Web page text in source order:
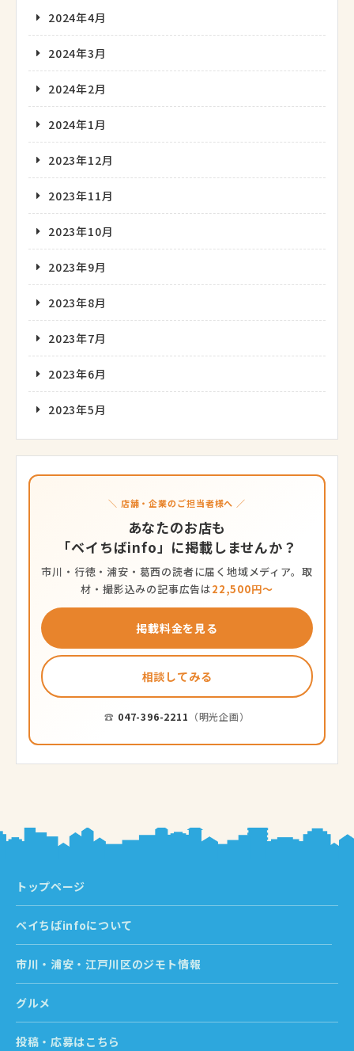
2024年4月
2024年3月
2024年2月
2024年1月
2023年12月
2023年11月
2023年10月
2023年9月
2023年8月
2023年7月
2023年6月
2023年5月
＼ 店舗・企業のご担当者様へ ／
あなたのお店も
「ベイちばinfo」に掲載しませんか？
市川・行徳・浦安・葛西の読者に届く地域メディア。取
材・撮影込みの記事広告は22,500円〜
掲載料金を見る
相談してみる
☎ 047-396-2211 （明光企画）
トップページ
ベイちばinfoについて
市川・浦安・江戸川区のジモト情報
グルメ
投稿・応募はこちら